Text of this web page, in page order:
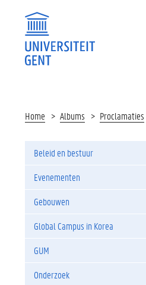
Home Albums Proclamaties
Beleid en bestuur
Evenementen
Gebouwen
Global Campus in Korea
GUM
Onderzoek